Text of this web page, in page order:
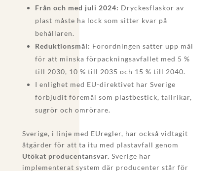
Från och med juli 2024: Dryckesflaskor av
plast måste ha lock som sitter kvar på
behållaren.
Reduktionsmål: Förordningen sätter upp mål
för att minska förpackningsavfallet med 5 %
till 2030, 10 % till 2035 och 15 % till 2040.
I enlighet med EU-direktivet har Sverige
förbjudit föremål som plastbestick, tallrikar,
sugrör och omrörare.
Sverige, i linje med EUregler, har också vidtagit
åtgärder för att ta itu med plastavfall genom
Utökat producentansvar. Sverige har
implementerat system där producenter står för